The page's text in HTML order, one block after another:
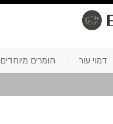
דמוי עור חומרים מיוחדים